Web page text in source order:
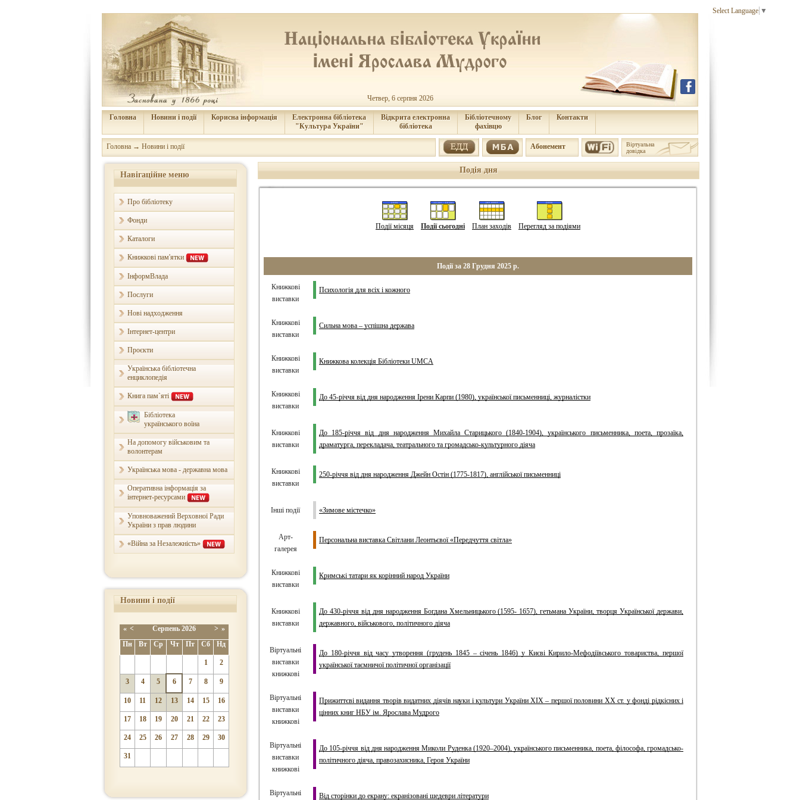
Select Language ▼
Четвер, 6 серпня 2026
Головна Новини і події Корисна інформація
Електронна бібліотека
"Культура України"
Відкрита електронна
бібліотека
Бібліотечному
фахівцю
Блог Контакти
Головна → Новини і події Aбонемент
Віртуальна
довідка
Навігаційне меню
Про бібліотеку
Фонди
Каталоги
Книжкові пам'ятки
ІнформВлада
Послуги
Нові надходження
Інтернет-центри
Проєкти
Українська бібліотечна
енциклопедія
Книга пам`яті
Бібліотека
українського воїна
На допомогу військовим та
волонтерам
Українська мова - державна мова
Оперативна інформація за
інтернет-ресурсами
Уповноважений Верховної Ради
України з прав людини
«Війна за Незалежність»
Новини і події
« < Серпень2026 > »
Пн
Вт Ср Чт Пт Сб Нд
1 2
3 4 5 6 7 8 9
10 11 12 13 14 15 16
17 18 19 20 21 22 23
24 25 26 27 28 29 30
31
Подія дня
Події місяця Події сьогодні План заходів Перегляд за подіями
Події за 28 Грудня 2025 р.
Книжкові
виставки
Психологія для всіх і кожного
Книжкові
виставки
Сильна мова – успішна держава
Книжкові
виставки
Книжкова колекція Бібліотеки UMCA
Книжкові
виставки
До 45-річчя від дня народження Ірени Карпи (1980), української письменниці, журналістки
Книжкові
виставки
До 185-річчя від дня народження Михайла Старицького (1840-1904), українського письменника, поета, прозаїка,
драматурга, перекладача, театрального та громадсько-культурного діяча
Книжкові
виставки
250-річчя від дня народження Джейн Остін (1775-1817), англійської письменниці
Інші події «Зимове містечко»
Арт-
галерея
Персональна виставка Світлани Леонтьєвої «Передчуття світла»
Книжкові
виставки
Кримські татари як корінний народ України
Книжкові
виставки
До 430-річчя від дня народження Богдана Хмельницького (1595- 1657), гетьмана України, творця Української держави,
державного, військового, політичного діяча
Віртуальні
виставки
книжкові
До 180-річчя від часу утворення (грудень 1845 – січень 1846) у Києві Кирило-Мефодіївського товариства, першої
української таємничої політичної організації
Віртуальні
виставки
книжкові
Прижиттєві видання творів видатних діячів науки і культури України ХІХ – першої половини ХХ ст. у фонді рідкісних і
цінних книг НБУ ім. Ярослава Мудрого
Віртуальні
виставки
книжкові
До 105-річчя від дня народження Миколи Руденка (1920–2004), українського письменника, поета, філософа, громадсько-
політичного діяча, правозахисника, Героя України
Віртуальні
Від сторінки до екрану: екранізовані шедеври літератури